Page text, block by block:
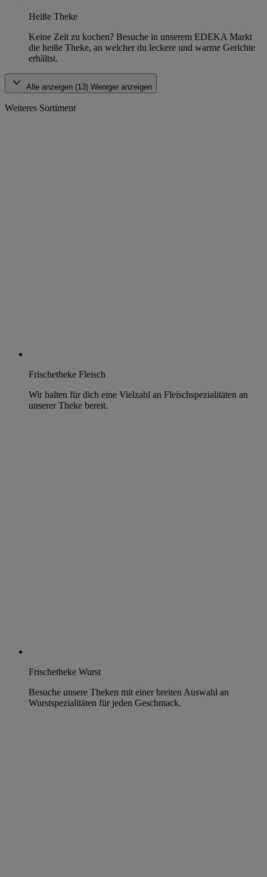
Heiße Theke
Keine Zeit zu kochen? Besuche in unserem EDEKA Markt
die heiße Theke, an welcher du leckere und warme Gerichte
erhältst.
Alle anzeigen (13) Weniger anzeigen
Weiteres Sortiment
Frischetheke Fleisch
Wir halten für dich eine Vielzahl an Fleischspezialitäten an
unserer Theke bereit.
Frischetheke Wurst
Besuche unsere Theken mit einer breiten Auswahl an
Wurstspezialitäten für jeden Geschmack.